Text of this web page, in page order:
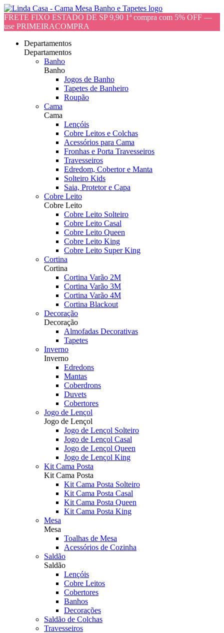
FRETE FIXO ESTADO DE SP 9,90 1ª compra com 5% OFF —
use PRIMEIRACOMPRA
Departamentos
Departamentos
Banho
Banho
Jogos de Banho
Tapetes de Banheiro
Roupão
Cama
Cama
Lençóis
Cobre Leitos e Colchas
Acessórios para Cama
Fronhas e Porta Travesseiros
Travesseiros
Edredom, Cobertor e Manta
Solteiro Kids
Saia, Protetor e Capa
Cobre Leito
Cobre Leito
Cobre Leito Solteiro
Cobre Leito Casal
Cobre Leito Queen
Cobre Leito King
Cobre Leito Super King
Cortina
Cortina
Cortina Varão 2M
Cortina Varão 3M
Cortina Varão 4M
Cortina Blackout
Decoração
Decoração
Almofadas Decorativas
Tapetes
Inverno
Inverno
Edredons
Mantas
Coberdrons
Duvets
Cobertores
Jogo de Lençol
Jogo de Lençol
Jogo de Lençol Solteiro
Jogo de Lençol Casal
Jogo de Lençol Queen
Jogo de Lençol King
Kit Cama Posta
Kit Cama Posta
Kit Cama Posta Solteiro
Kit Cama Posta Casal
Kit Cama Posta Queen
Kit Cama Posta King
Mesa
Mesa
Toalhas de Mesa
Acessórios de Cozinha
Saldão
Saldão
Lençóis
Cobre Leitos
Cobertores
Banhos
Decorações
Saldão de Colchas
Travesseiros